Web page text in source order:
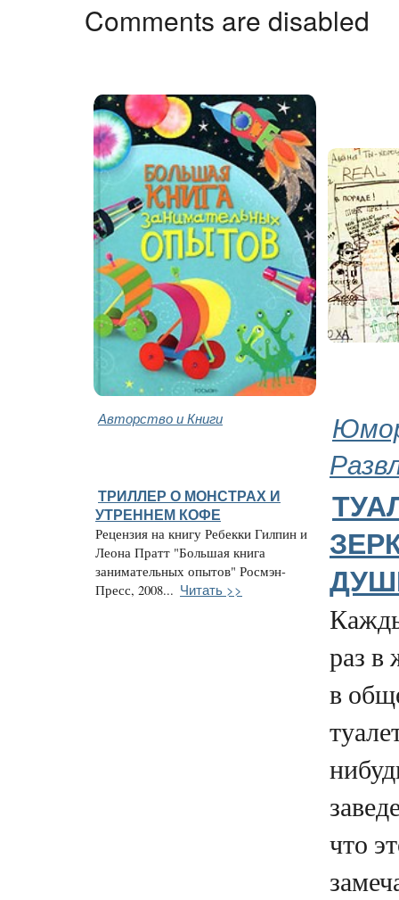
Comments are disabled
Авторство и Книги
ТРИЛЛЕР О МОНСТРАХ И
УТРЕННЕМ КОФЕ
Рецензия на книгу Ребекки Гилпин и
Леона Пратт "Большая книга
занимательных опытов" Росмэн-
Пресс, 2008... Читать >>
раз в
в
что